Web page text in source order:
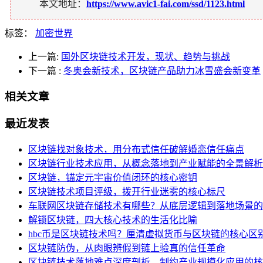
本文地址： https://www.avic1-fai.com/ssd/1123.html
标签： 加密世界
上一篇: 国外区块链技术开发，现状、趋势与挑战
下一篇 : 冬奥会新技术，区块链产品助力冰雪盛会新变革
相关文章
最近发表
区块链找对象技术，用分布式信任破解婚恋信任痛点
区块链行业技术应用，从概念落地到产业赋能的全景解析
区块链，锚定元宇宙价值闭环的核心密钥
区块链技术项目评级，拨开行业迷雾的核心标尺
车联网区块链存储技术有哪些？从底层逻辑到落地场景
解锁区块链，四大核心技术的生活化比喻
hbc币是区块链技术吗？厘清虚拟货币与区块链的核心区
区块链防伪，从肉眼辨假到链上验真的信任革命